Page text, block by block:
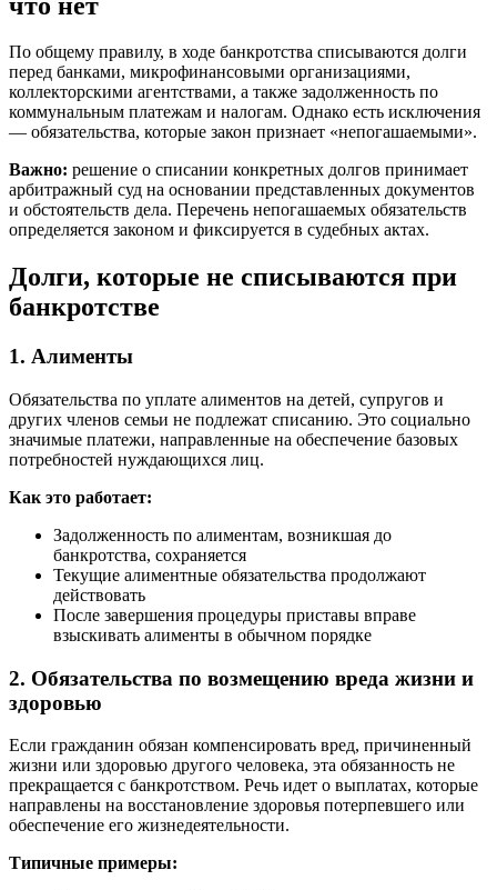
По общему правилу, в ходе банкротства списываются долги
перед банками, микрофинансовыми организациями,
коллекторскими агентствами, а также задолженность по
коммунальным платежам и налогам. Однако есть исключения
— обязательства, которые закон признает «непогашаемыми».
Важно: решение о списании конкретных долгов принимает
арбитражный суд на основании представленных документов
и обстоятельств дела. Перечень непогашаемых обязательств
определяется законом и фиксируется в судебных актах.
Долги, которые не списываются при
банкротстве
1. Алименты
Обязательства по уплате алиментов на детей, супругов и
других членов семьи не подлежат списанию. Это социально
значимые платежи, направленные на обеспечение базовых
потребностей нуждающихся лиц.
Как это работает:
Задолженность по алиментам, возникшая до
банкротства, сохраняется
Текущие алиментные обязательства продолжают
действовать
После завершения процедуры приставы вправе
взыскивать алименты в обычном порядке
2. Обязательства по возмещению вреда жизни и
здоровью
Если гражданин обязан компенсировать вред, причиненный
жизни или здоровью другого человека, эта обязанность не
прекращается с банкротством. Речь идет о выплатах, которые
направлены на восстановление здоровья потерпевшего или
обеспечение его жизнедеятельности.
Типичные примеры: